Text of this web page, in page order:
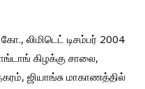
லிமிடெட் டிசம்பர் 2004
கிழக்கு சாலை,
ஜியாங்சு மாகாணத்தில்